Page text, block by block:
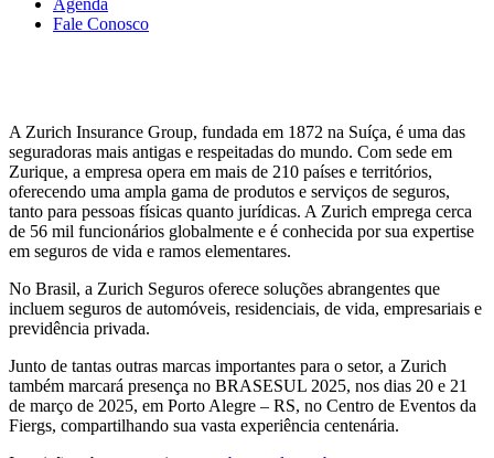
Agenda
Fale Conosco
A Zurich Insurance Group, fundada em 1872 na Suíça, é uma das
seguradoras mais antigas e respeitadas do mundo. Com sede em
Zurique, a empresa opera em mais de 210 países e territórios,
oferecendo uma ampla gama de produtos e serviços de seguros,
tanto para pessoas físicas quanto jurídicas. A Zurich emprega cerca
de 56 mil funcionários globalmente e é conhecida por sua expertise
em seguros de vida e ramos elementares.
No Brasil, a Zurich Seguros oferece soluções abrangentes que
incluem seguros de automóveis, residenciais, de vida, empresariais e
previdência privada.
Junto de tantas outras marcas importantes para o setor, a Zurich
também marcará presença no BRASESUL 2025, nos dias 20 e 21
de março de 2025, em Porto Alegre – RS, no Centro de Eventos da
Fiergs, compartilhando sua vasta experiência centenária.